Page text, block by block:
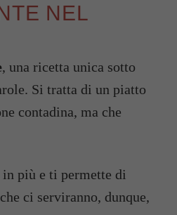
NEL
, una ricetta unica sotto
Si tratta di un piatto
contadina, ma che
più e ti permette di
ci serviranno, dunque,